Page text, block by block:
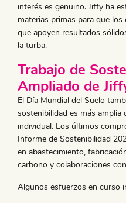
interés es genuino. Jiffy ha
materias primas para que
que apoyen resultados
la turba.
Trabajo de
Ampliado de
​El Día Mundial del Suelo
sostenibilidad es más amplia
individual. Los últimos
Informe de Sostenibilidad
en abastecimiento,
carbono y colaboraciones
Algunos esfuerzos en curso